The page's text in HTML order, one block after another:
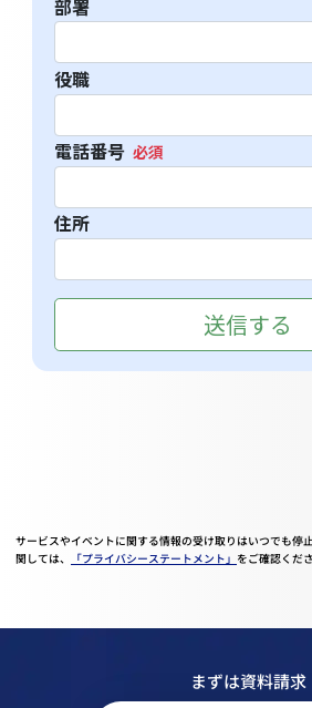
サービスやイベントに関する情報の受け取りはいつでも停
関しては、
「プライバシーステートメント」 をご確認くださ
まずは資料請求